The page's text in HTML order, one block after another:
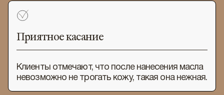
Приятное касание
Клиенты отмечают, что после нанесения масла
невозможно не трогать кожу, такая она нежная.